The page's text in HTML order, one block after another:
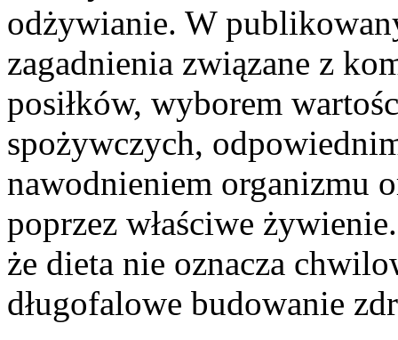
odżywianie. W
zagadnienia związane z
posiłków, wyborem
spożywczych,
nawodnieniem organizmu
poprzez właściwe
że dieta nie oznacza
długofalowe budowanie